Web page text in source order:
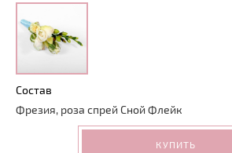
Состав
Фрезия, роза спрей Сной Флейк
КУПИТЬ